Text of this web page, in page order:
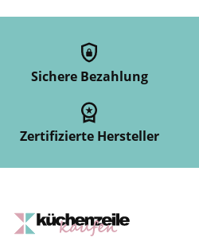
Sichere Bezahlung
Zertifizierte Hersteller